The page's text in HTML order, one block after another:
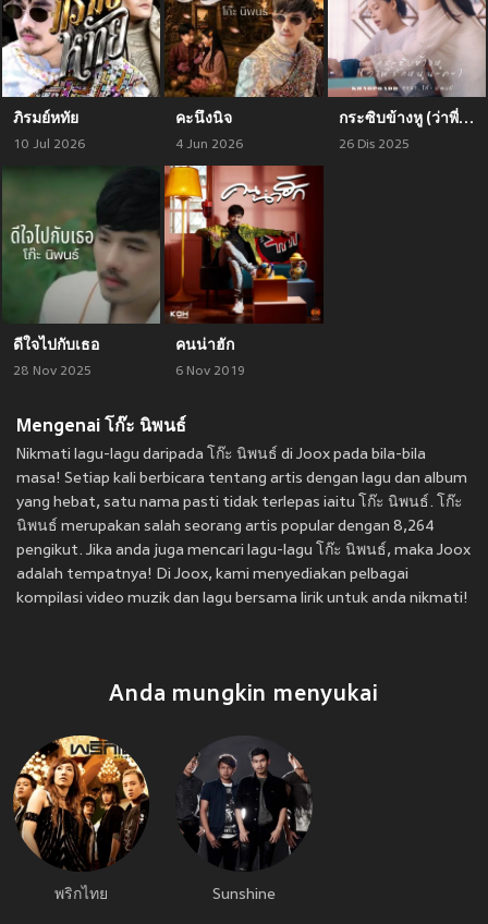
ภิรมย์หทัย
10 Jul 2026
คะนึงนิจ
4 Jun 2026
กระซิบข้างหู (ว่าพี่รักหนูนะคะ)
26 Dis 2025
ดีใจไปกับเธอ
28 Nov 2025
คนน่าฮัก
6 Nov 2019
Mengenai โก๊ะ นิพนธ์
Nikmati lagu-lagu daripada โก๊ะ นิพนธ์ di Joox pada bila-bila
masa! Setiap kali berbicara tentang artis dengan lagu dan album
yang hebat, satu nama pasti tidak terlepas iaitu โก๊ะ นิพนธ์. โก๊ะ
นิพนธ์ merupakan salah seorang artis popular dengan 8,264
pengikut. Jika anda juga mencari lagu-lagu โก๊ะ นิพนธ์, maka Joox
adalah tempatnya! Di Joox, kami menyediakan pelbagai
kompilasi video muzik dan lagu bersama lirik untuk anda nikmati!
Anda mungkin menyukai
พริกไทย Sunshine